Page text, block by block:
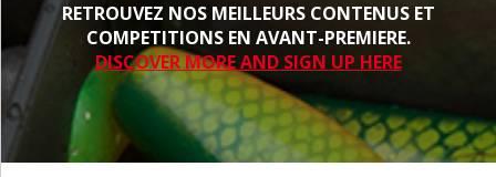
RETROUVEZ NOS MEILLEURS CONTENUS ET
COMPETITIONS EN AVANT-PREMIERE.
DISCOVER MORE AND SIGN UP HERE